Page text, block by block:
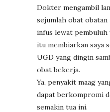
Dokter mengambil
sejumlah obat obatan
infus lewat pembuluh
itu membiarkan saya
UGD yang dingin
obat bekerja.
Ya, penyakit maag
dapat berkompromi
semakin tua ini.